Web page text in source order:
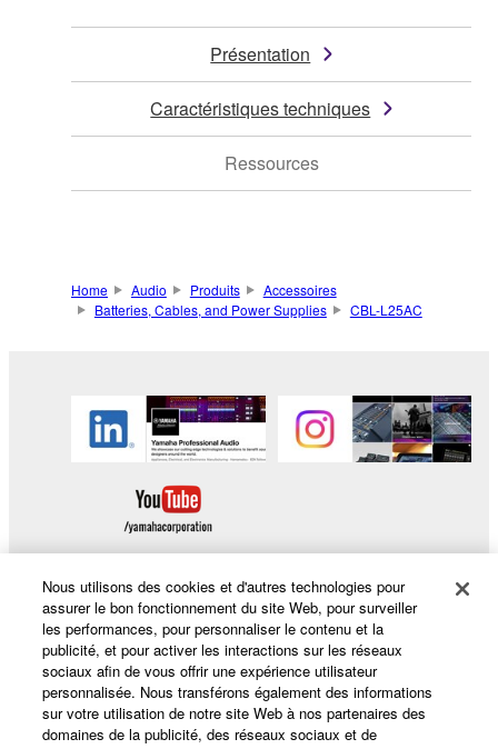
Présentation
Caractéristiques techniques
Ressources
Home Audio Produits
Accessoires
Batteries, Cables, and Power Supplies
CBL-L25AC
Produits et solutions
Actualités
Nous utilisons des cookies et d'autres technologies pour
assurer le bon fonctionnement du site Web, pour surveiller
les performances, pour personnaliser le contenu et la
publicité, et pour activer les interactions sur les réseaux
sociaux afin de vous offrir une expérience utilisateur
personnalisée. Nous transférons également des informations
sur votre utilisation de notre site Web à nos partenaires des
domaines de la publicité, des réseaux sociaux et de